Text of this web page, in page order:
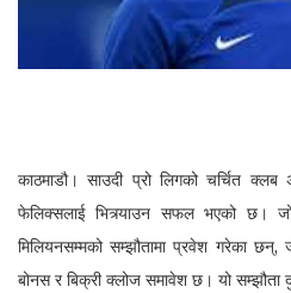
काठमाडौ। साउदी प्रो लिगको चर्चित
फेलिक्सलाई भित्र्याउन सफल भएको
मिलियनसम्मको सम्झौतामा प्रवेश गरेका
बोनस र बिक्री क्लोज समावेश छ। यो सम्झौता